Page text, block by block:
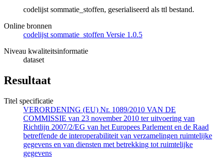
codelijst sommatie_stoffen, geserialiseerd als ttl bestand.
Online bronnen
codelijst sommatie_stoffen Versie 1.0.5
Niveau kwaliteitsinformatie
dataset
Resultaat
Titel specificatie
VERORDENING (EU) Nr. 1089/2010 VAN DE
COMMISSIE van 23 november 2010 ter uitvoering van
Richtlijn 2007/2/EG van het Europees Parlement en de Raad
betreffende de interoperabiliteit van verzamelingen ruimtelijke
gegevens en van diensten met betrekking tot ruimtelijke
gegevens